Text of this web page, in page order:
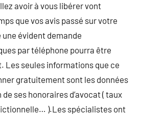
avoir à vous libérer vont
que vos avis passé sur votre
évident demande
par téléphone pourra être
Les seules informations que ce
gratuitement sont les données
ses honoraires d’avocat ( taux
).Les spécialistes ont